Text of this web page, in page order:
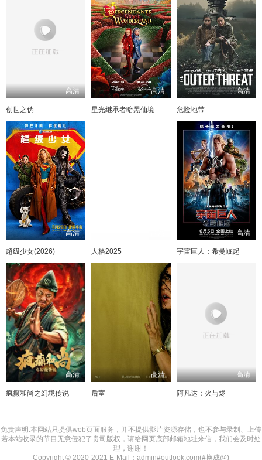
高清
创世之伪
高清
星光继承者暗黑仙境
高清
危险地带
高清
超级少女(2026) 人格2025
高清
宇宙巨人：希曼崛起
高清
疯癫和尚之幻境传说
高清
后室
高清
阿凡达：火与烬
免责声明:本网站只提供web页面服务，并不提供影片资源存储，也不参与录制、上传
若本站收录的节目无意侵犯了贵司版权，请给网页底部邮箱地址来信，我们会及时处
理，谢谢！
Copyright © 2020-2021 E-Mail：admin#outlook.com(#换成@)